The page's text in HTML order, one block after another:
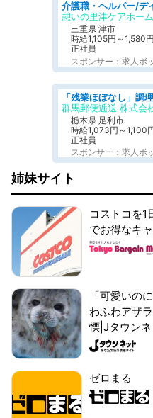
憩いの里津ケアホーム
三重県 津市
時給1,105円～1,580円
正社員
スポンサー：求人ボ
栃木県 足利市
時給1,073円～1,100
正社員
スポンサー：求人ボ
姉妹サイト
コストコを1
でお得なキ
「可愛いの
わふわアザ
慄|Jタウンネ
ゼロまる